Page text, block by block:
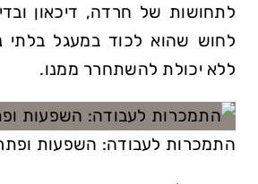
לתחושות של חרדה, דיכאון
לחוש שהוא לכוד במעגל בלתי
ללא יכולת להשתחרר ממנו.
התמכרות לעבודה: השפעות